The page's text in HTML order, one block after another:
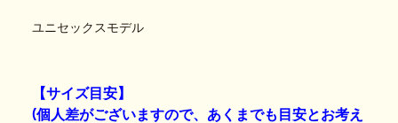
ユニセックスモデル
【サイズ目安】
(個人差がございますので、あくまでも目安とお考え